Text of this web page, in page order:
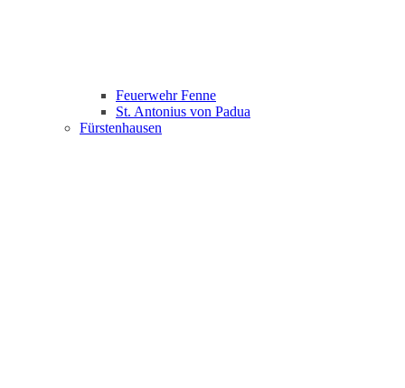
Feuerwehr Fenne
St. Antonius von Padua
Fürstenhausen